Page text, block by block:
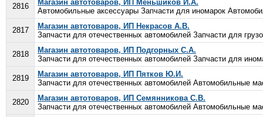
2816
Магазин автотоваров, ИП Меньшиков И.А.
Автомобильные аксессуары Запчасти для иномарок
2817
Магазин автотоваров, ИП Некрасов А.В.
Запчасти для отечественных автомобилей Запчасти для
2818
Магазин автотоваров, ИП Подгорных С.А.
Запчасти для отечественных автомобилей Запчасти для
2819
Магазин автотоваров, ИП Пятков Ю.И.
Запчасти для отечественных автомобилей Автомобильные
2820
Магазин автотоваров, ИП Семянникова С.В.
Запчасти для отечественных автомобилей Автомобильные